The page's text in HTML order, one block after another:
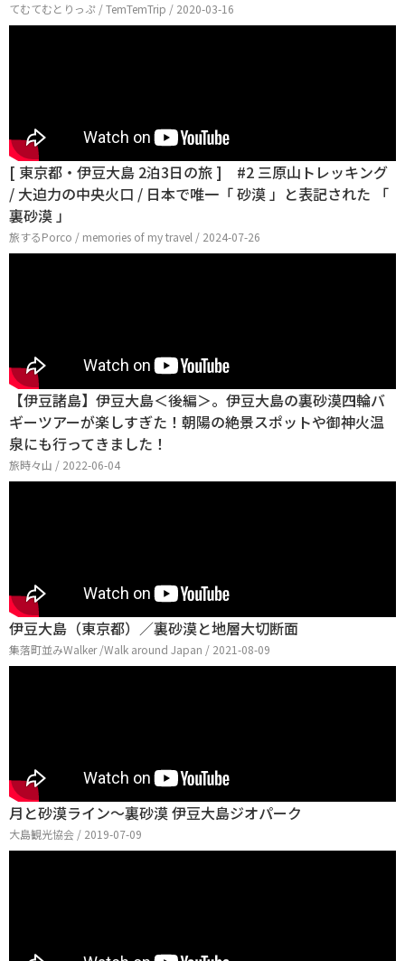
てむてむとりっぷ / TemTemTrip / 2020-03-16
[ 東京都・伊豆大島 2泊3日の旅 ] #2 三原山トレッキング
/ 大迫力の中央火口 / 日本で唯一「 砂漠 」と表記された 「
裏砂漠 」
旅するPorco / memories of my travel / 2024-07-26
【伊豆諸島】伊豆大島＜後編＞。伊豆大島の裏砂漠四輪バ
ギーツアーが楽しすぎた！朝陽の絶景スポットや御神火温
泉にも行ってきました！
旅時々山 / 2022-06-04
伊豆大島（東京都）／裏砂漠と地層大切断面
集落町並みWalker /Walk around Japan / 2021-08-09
月と砂漠ライン～裏砂漠 伊豆大島ジオパーク
大島観光協会 / 2019-07-09